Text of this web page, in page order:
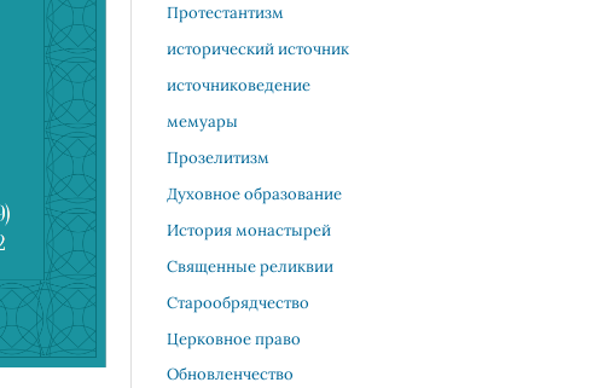
Протестантизм
исторический источник
источниковедение
мемуары
Прозелитизм
Духовное образование
История монастырей
Священные реликвии
Старообрядчество
Церковное право
Обновленчество